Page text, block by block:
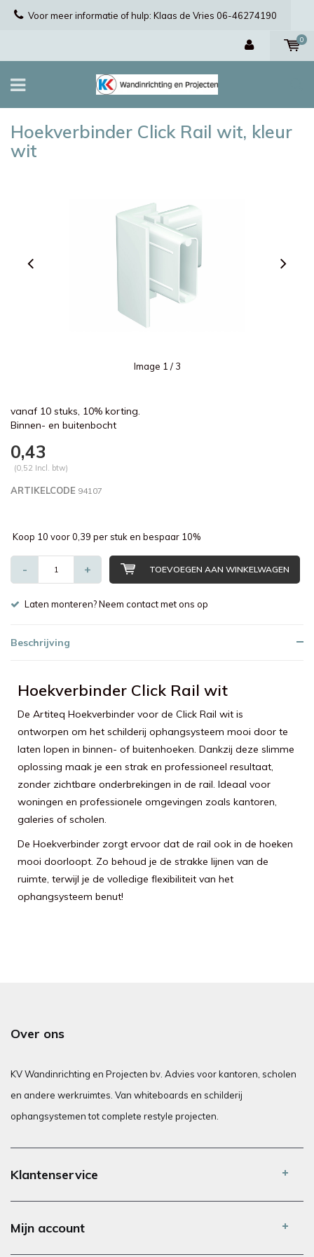
Voor meer informatie of hulp: Klaas de Vries 06-46274190
0
Hoekverbinder Click Rail wit, kleur
wit
Image 1 / 3
vanaf 10 stuks, 10% korting.
Binnen- en buitenbocht
0,43
(0,52 Incl. btw)
ARTIKELCODE 94107
Koop 10 voor 0,39 per stuk en bespaar 10%
- + TOEVOEGEN AAN WINKELWAGEN
Laten monteren? Neem contact met ons op
Beschrijving
Hoekverbinder Click Rail wit
De Artiteq Hoekverbinder voor de Click Rail wit is
ontworpen om het schilderij ophangsysteem mooi door te
laten lopen in binnen- of buitenhoeken. Dankzij deze slimme
oplossing maak je een strak en professioneel resultaat,
zonder zichtbare onderbrekingen in de rail. Ideaal voor
woningen en professionele omgevingen zoals kantoren,
galeries of scholen.
De Hoekverbinder zorgt ervoor dat de rail ook in de hoeken
mooi doorloopt. Zo behoud je de strakke lijnen van de
ruimte, terwijl je de volledige flexibiliteit van het
ophangsysteem benut!
Over ons
KV Wandinrichting en Projecten bv. Advies voor kantoren, scholen
en andere werkruimtes. Van whiteboards en schilderij
ophangsystemen tot complete restyle projecten.
Klantenservice
Mijn account